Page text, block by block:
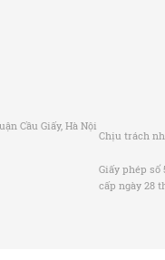
Cầu Giấy, Hà Nội
Chịu trách
Giấy phép số
cấp ngày 28